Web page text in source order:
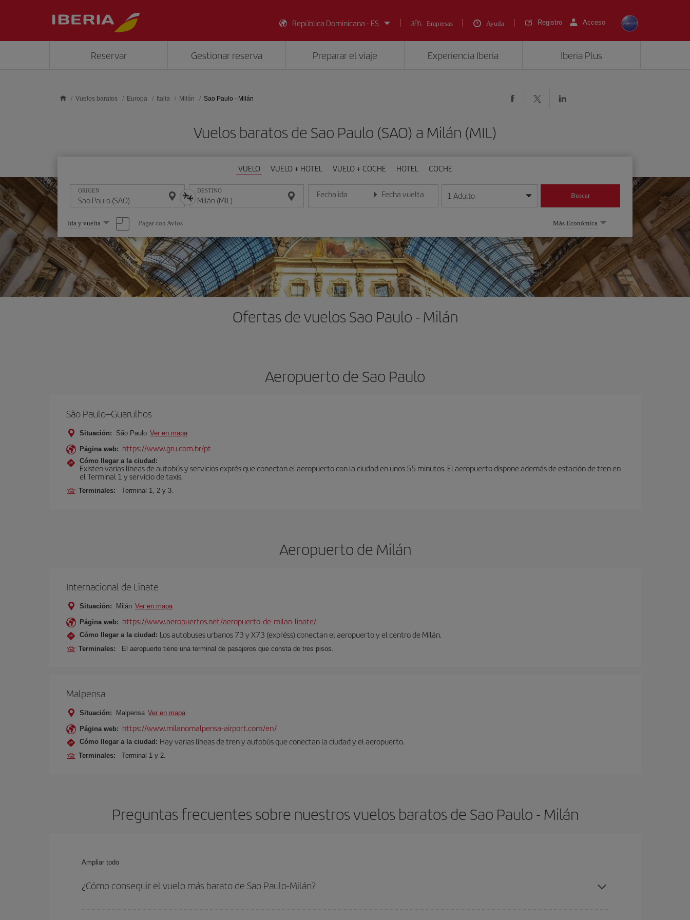
República Dominicana - ES
Empresas Ayuda Registro Acceso
Reservar Gestionar reserva Preparar el viaje Experiencia Iberia Iberia Plus
Vuelos baratos Europa Italia Milán Sao Paulo - Milán
Vuelos baratos de Sao Paulo (SAO) a Milán (MIL)
VUELO VUELO + HOTEL VUELO + COCHE HOTEL COCHE
ORIGEN DESTINO Fecha ida
Introduce la fecha en formato día/mes/año
Fecha vuelta
Introduce la fecha en formato día/mes/año
1 Adulto Buscar
Seleccione
una
opción
Ida y vuelta Pagar con Avios Más Económica
Ofertas de vuelos Sao Paulo - Milán
Aeropuerto de Sao Paulo
São Paulo–Guarulhos
Situación: São Paulo Ver en mapa
Página web: https://www.gru.com.br/pt
Cómo llegar a la ciudad:
Existen varias líneas de autobús y servicios exprés que conectan el aeropuerto con la ciudad en unos 55 minutos. El aeropuerto dispone además de estación de tren en
el Terminal 1 y servicio de taxis.
Terminales: Terminal 1, 2 y 3.
Aeropuerto de Milán
Internacional de Linate
Situación: Milán Ver en mapa
Página web: https://www.aeropuertos.net/aeropuerto-de-milan-linate/
Cómo llegar a la ciudad: Los autobuses urbanos 73 y X73 (expréss) conectan el aeropuerto y el centro de Milán.
Terminales: El aeropuerto tiene una terminal de pasajeros que consta de tres pisos.
Malpensa
Situación: Malpensa Ver en mapa
Página web: https://www.milanomalpensa-airport.com/en/
Cómo llegar a la ciudad: Hay varias líneas de tren y autobús que conectan la ciudad y el aeropuerto.
Terminales: Terminal 1 y 2.
Preguntas frecuentes sobre nuestros vuelos baratos de Sao Paulo - Milán
Ampliar todo
¿Cómo conseguir el vuelo más barato de Sao Paulo-Milán?